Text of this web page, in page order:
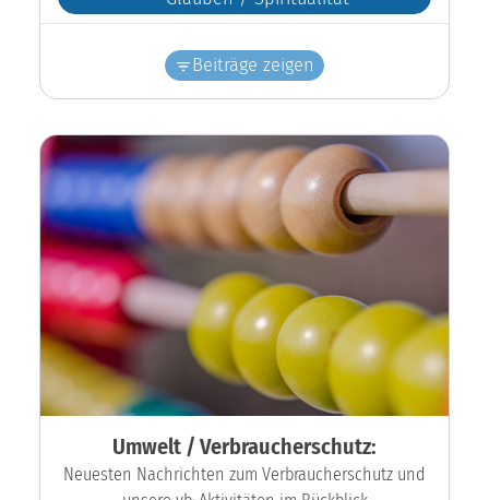
Beiträge zeigen
Umwelt / Verbraucherschutz:
Neuesten Nachrichten zum Verbraucherschutz und
unsere vb-Aktivitäten im Rückblick